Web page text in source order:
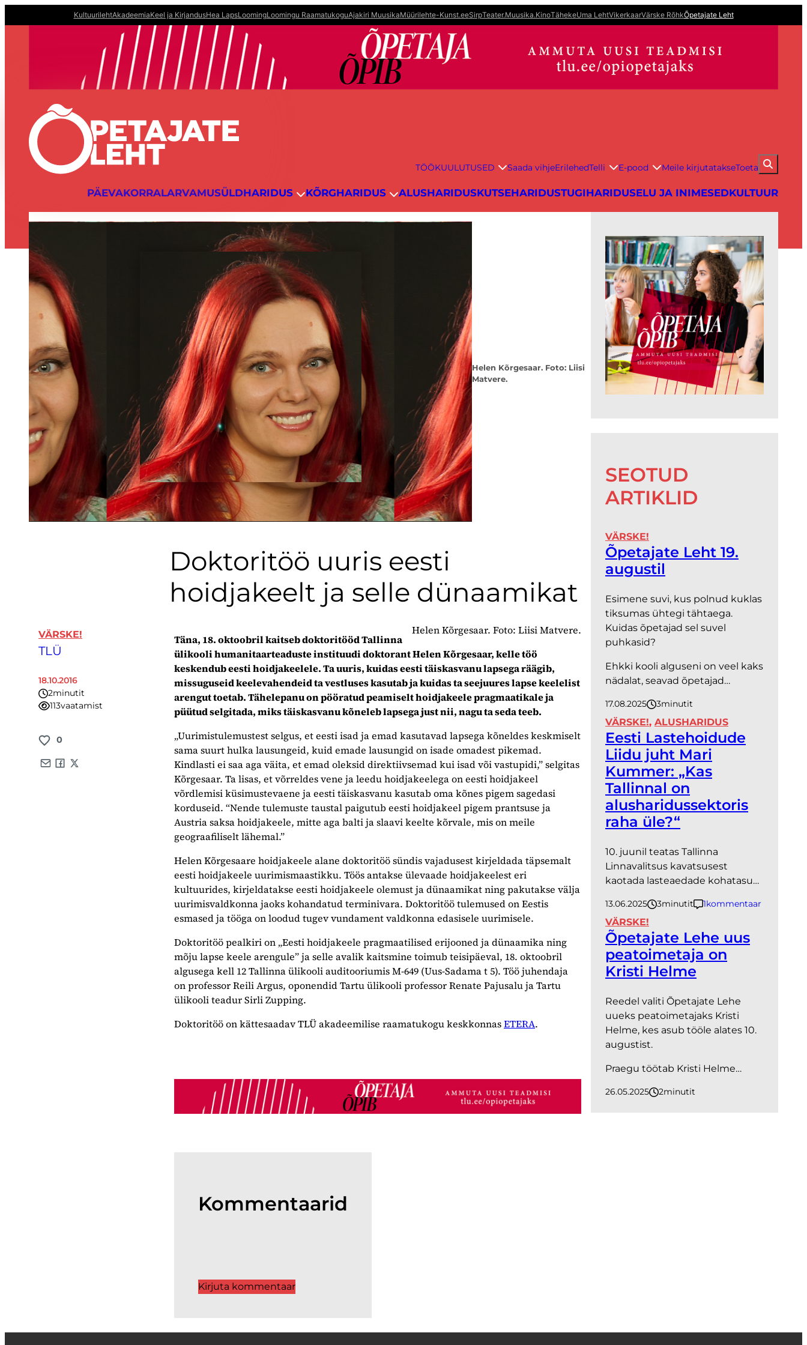
sisu
KultuurilehtAkadeemiaKeel ja KirjandusHea LapsLoomingLoomingu RaamatukoguAjakiri MuusikaMüürilehte-Kunst.eeSirpTeater.Muusika.KinoTähekeUma LehtVikerkaarVärske RõhkÕpetajate Leht
TÖÖKUULUTUSED Saada vihjeErilehedTelli E-pood Meile kirjutatakseToeta
PÄEVAKORRALARVAMUSÜLDHARIDUS KÕRGHARIDUS ALUSHARIDUSKUTSEHARIDUSTUGIHARIDUSELU JA INIMESEDKULTUUR
Helen Kõrgesaar. Foto: Liisi
Matvere.
Doktoritöö uuris eesti
hoidjakeelt ja selle dünaamikat
VÄRSKE!
TLÜ
18.10.2016
2minutit
113vaatamist
0
Helen Kõrgesaar. Foto: Liisi Matvere.
Täna, 18. oktoobril kaitseb doktoritööd Tallinna
ülikooli humanitaarteaduste instituudi doktorant Helen Kõrgesaar, kelle töö
keskendub eesti hoidjakeelele. Ta uuris, kuidas eesti täiskasvanu lapsega räägib,
missuguseid keelevahendeid ta vestluses kasutab ja kuidas ta seejuures lapse keelelist
arengut toetab. Tähelepanu on pööratud peamiselt hoidjakeele pragmaatikale ja
püütud selgitada, miks täiskasvanu kõneleb lapsega just nii, nagu ta seda teeb.
„Uurimistulemustest selgus, et eesti isad ja emad kasutavad lapsega kõneldes keskmiselt
sama suurt hulka lausungeid, kuid emade lausungid on isade omadest pikemad.
Kindlasti ei saa aga väita, et emad oleksid direktiivsemad kui isad või vastupidi,” selgitas
Kõrgesaar. Ta lisas, et võrreldes vene ja leedu hoidjakeelega on eesti hoidjakeel
võrdlemisi küsimustevaene ja eesti täiskasvanu kasutab oma kõnes pigem sagedasi
korduseid. “Nende tulemuste taustal paigutub eesti hoidjakeel pigem prantsuse ja
Austria saksa hoidjakeele, mitte aga balti ja slaavi keelte kõrvale, mis on meile
geograafiliselt lähemal.”
Helen Kõrgesaare hoidjakeele alane doktoritöö sündis vajadusest kirjeldada täpsemalt
eesti hoidjakeele uurimismaastikku. Töös antakse ülevaade hoidjakeelest eri
kultuurides, kirjeldatakse eesti hoidjakeele olemust ja dünaamikat ning pakutakse välja
uurimisvaldkonna jaoks kohandatud terminivara. Doktoritöö tulemused on Eestis
esmased ja tööga on loodud tugev vundament valdkonna edasisele uurimisele.
Doktoritöö pealkiri on „Eesti hoidjakeele pragmaatilised erijooned ja dünaamika ning
mõju lapse keele arengule” ja selle avalik kaitsmine toimub teisipäeval, 18. oktoobril
algusega kell 12 Tallinna ülikooli auditooriumis M-649 (Uus-Sadama t 5). Töö juhendaja
on professor Reili Argus, oponendid Tartu ülikooli professor Renate Pajusalu ja Tartu
ülikooli teadur Sirli Zupping.
Doktoritöö on kättesaadav TLÜ akadeemilise raamatukogu keskkonnasETERA.
Kommentaarid
Kirjuta kommentaar
SEOTUD
ARTIKLID
VÄRSKE!
Õpetajate Leht 19.
augustil
Esimene suvi, kus polnud kuklas
tiksumas ühtegi tähtaega.
Kuidas õpetajad sel suvel
puhkasid?
Ehkki kooli alguseni on veel kaks
nädalat, seavad õpetajad…
17.08.2025 3minutit
VÄRSKE!, ALUSHARIDUS
Eesti Lastehoidude
Liidu juht Mari
Kummer: „Kas
Tallinnal on
alusharidussektoris
raha üle?“
10. juunil teatas Tallinna
Linnavalitsus kavatsusest
kaotada lasteaedade kohatasu…
13.06.2025 3minutit 1kommentaar
VÄRSKE!
Õpetajate Lehe uus
peatoimetaja on
Kristi Helme
Reedel valiti Õpetajate Lehe
uueks peatoimetajaks Kristi
Helme, kes asub tööle alates 10.
augustist.
Praegu töötab Kristi Helme…
26.05.2025 2minutit